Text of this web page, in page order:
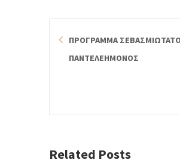
ΠΡΟΓΡΑΜΜΑ
ΠΑΝΤΕΛΕΗΜΟΝΟΣ
Related Posts